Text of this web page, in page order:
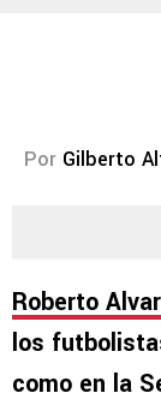
Por Gilberto
Roberto
los
como en la